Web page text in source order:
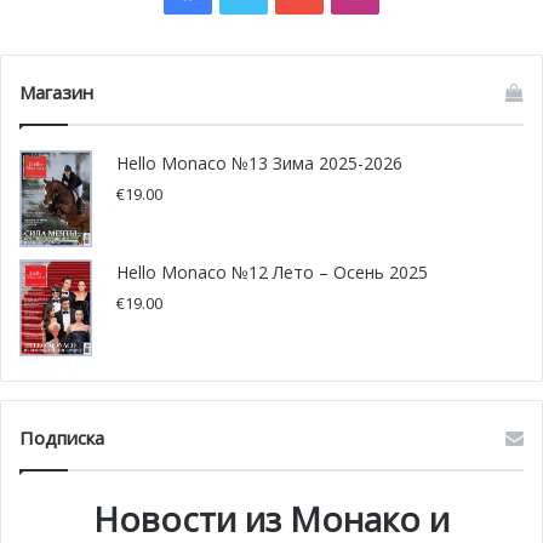
благодаря щедрой поддержке Фонда княгини Шарлен.
Магазин
Hello Monaco №13 Зима 2025-2026
€19.00
Hello Monaco №12 Лето – Осень 2025
€19.00
Подписка
Новости из Монако и